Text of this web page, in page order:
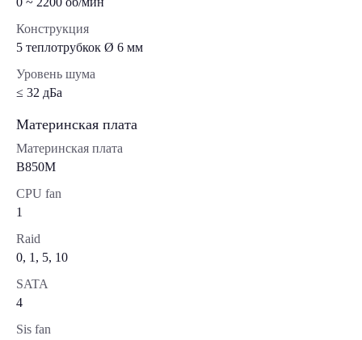
Конструкция
5 теплотрубкок Ø 6 мм
Уровень шума
≤ 32 дБа
Материнская плата
Материнская плата
B850M
CPU fan
1
Raid
0, 1, 5, 10
SATA
4
Sis fan